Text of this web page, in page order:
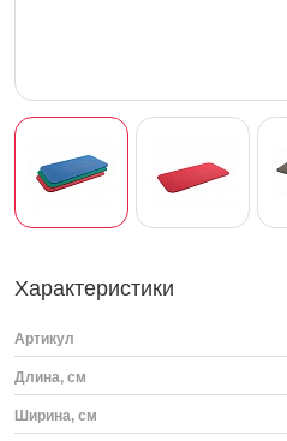
Характеристики
Артикул
Длина, см
Ширина, см